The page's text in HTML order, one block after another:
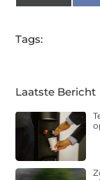
(Twitter)
Tags:
Laatste Bericht